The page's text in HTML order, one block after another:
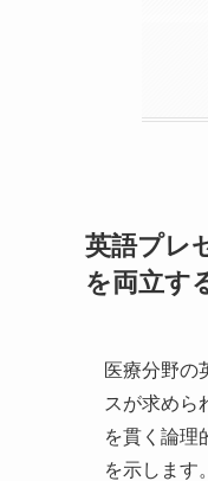
英語プレ
を両立す
医療分野の
スが求めら
を貫く論理
を示します。